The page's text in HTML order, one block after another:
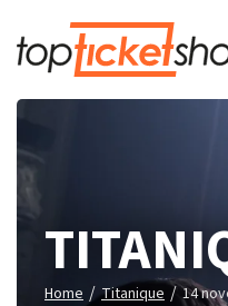
Home / Titanique / 14